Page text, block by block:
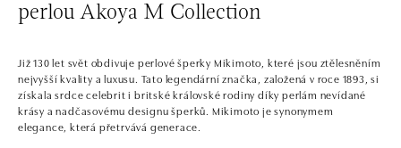
perlou Akoya M Collection
Již 130 let svět obdivuje perlové šperky Mikimoto, které jsou ztělesněním
nejvyšší kvality a luxusu. Tato legendární značka, založená v roce 1893, si
získala srdce celebrit i britské královské rodiny díky perlám nevídané
krásy a nadčasovému designu šperků. Mikimoto je synonymem
elegance, která přetrvává generace.